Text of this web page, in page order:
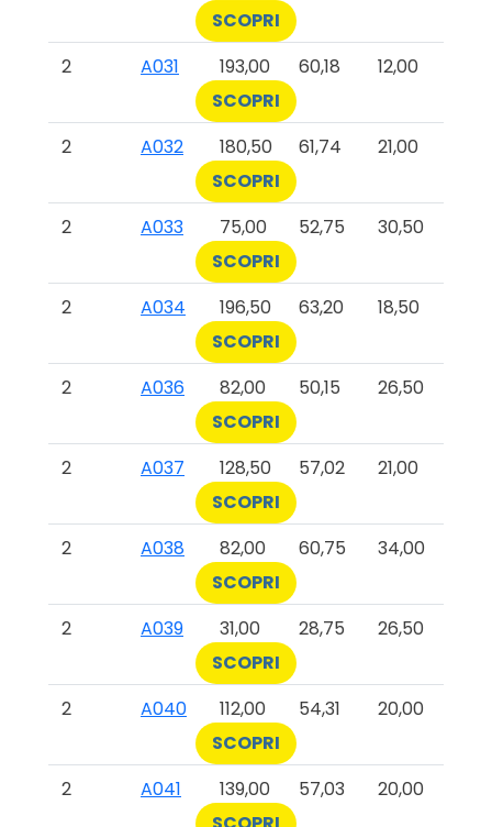
SCOPRI
2
A031 193,00 60,18
12,00
SCOPRI
2
A032 180,50 61,74
21,00
SCOPRI
2
A033 75,00 52,75
30,50
SCOPRI
2
A034 196,50 63,20
18,50
SCOPRI
2
A036 82,00 50,15
26,50
SCOPRI
2
A037 128,50 57,02
21,00
SCOPRI
2
A038 82,00 60,75
34,00
SCOPRI
2
A039 31,00 28,75
26,50
SCOPRI
2
A040 112,00 54,31
20,00
SCOPRI
2
A041 139,00 57,03
20,00